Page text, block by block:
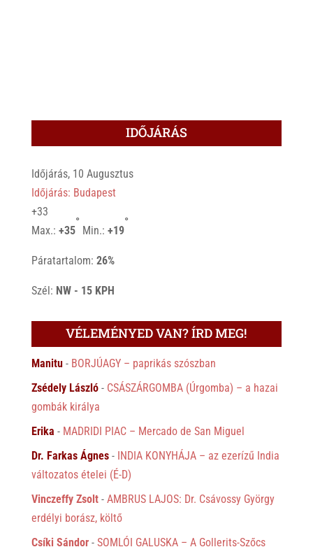
IDŐJÁRÁS
Időjárás, 10 Augusztus
Időjárás: Budapest
+33
Max.: +35
°
Min.: +19
°
Páratartalom: 26%
Szél: NW - 15 KPH
VÉLEMÉNYED VAN? ÍRD MEG!
Manitu- BORJÚAGY – paprikás szószban
Zsédely László- CSÁSZÁRGOMBA (Úrgomba) – a hazai
gombák királya
Erika - MADRIDI PIAC – Mercado de San Miguel
Dr. Farkas Ágnes- INDIA KONYHÁJA – az ezerízű India
változatos ételei (É-D)
Vinczeffy Zsolt- AMBRUS LAJOS: Dr. Csávossy György
erdélyi borász, költő
Csíki Sándor- SOMLÓI GALUSKA – A Gollerits-Szőcs